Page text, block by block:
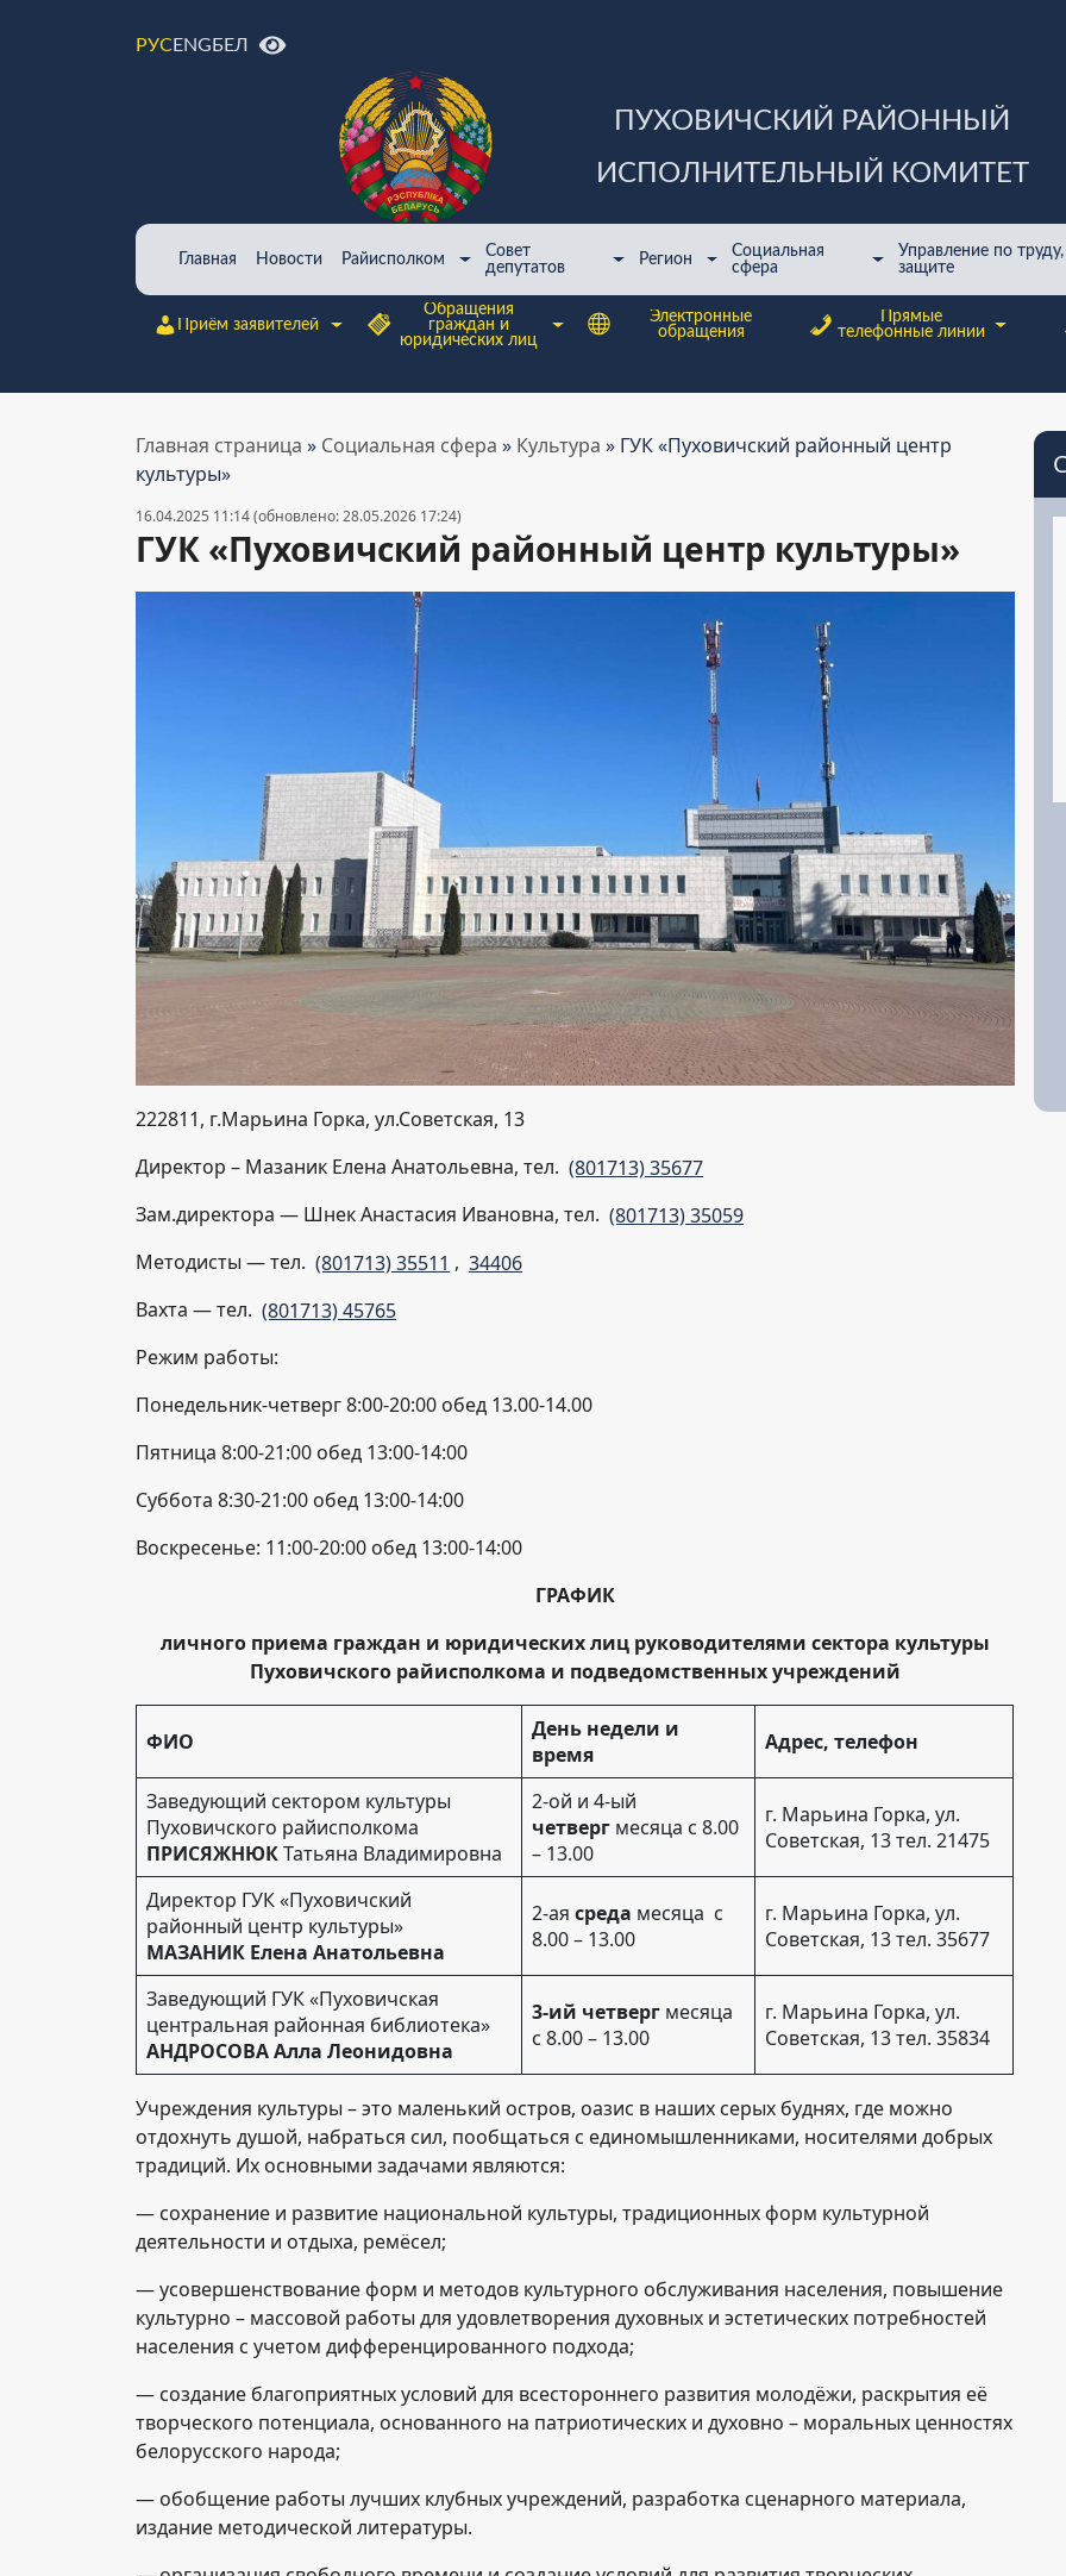
РУСENGБЕЛ
ПУХОВИЧСКИЙ РАЙОННЫЙ
ИСПОЛНИТЕЛЬНЫЙ КОМИТЕТ
Главная Новости Райисполком
Совет
депутатов
Регион
Cоциальная
сфера
Управление по
защите
Приём заявителей
Обращения
граждан и
юридических лиц
Электронные
обращения
Прямые
телефонные линии
Главная страница » Cоциальная сфера » Культура » ГУК «Пуховичский районный центр
культуры»
16.04.2025 11:14 (обновлено: 28.05.2026 17:24)
ГУК «Пуховичский районный центр культуры»
222811, г.Марьина Горка, ул.Советская, 13
Директор – Мазаник Елена Анатольевна, тел. (801713) 35677
Зам.директора — Шнек Анастасия Ивановна, тел. (801713) 35059
Методисты — тел. (801713) 35511 , 34406
Вахта — тел. (801713) 45765
Режим работы:
Понедельник-четверг 8:00-20:00 обед 13.00-14.00
Пятница 8:00-21:00 обед 13:00-14:00
Суббота 8:30-21:00 обед 13:00-14:00
Воскресенье: 11:00-20:00 обед 13:00-14:00
ГРАФИК
личного приема граждан и юридических лиц руководителями сектора культуры
Пуховичского райисполкома и подведомственных учреждений
ФИО
День недели и
время
Адрес, телефон
Заведующий сектором культуры
Пуховичского райисполкома
ПРИСЯЖНЮКТатьяна Владимировна
2-ой и 4-ый
четверг месяца с 8.00
– 13.00
г. Марьина Горка, ул.
Советская, 13 тел. 21475
Директор ГУК «Пуховичский
районный центр культуры»
МАЗАНИК Елена Анатольевна
2-ая среда месяца с
8.00 – 13.00
г. Марьина Горка, ул.
Советская, 13 тел. 35677
Заведующий ГУК «Пуховичская
центральная районная библиотека»
АНДРОСОВА Алла Леонидовна
3-ий четверг месяца
c 8.00 – 13.00
г. Марьина Горка, ул.
Советская, 13 тел. 35834
Учреждения культуры – это маленький остров, оазис в наших серых буднях, где можно
отдохнуть душой, набраться сил, пообщаться с единомышленниками, носителями добрых
традиций. Их основными задачами являются:
— сохранение и развитие национальной культуры, традиционных форм культурной
деятельности и отдыха, ремёсел;
— усовершенствование форм и методов культурного обслуживания населения, повышение
культурно – массовой работы для удовлетворения духовных и эстетических потребностей
населения с учетом дифференцированного подхода;
— создание благоприятных условий для всестороннего развития молодёжи, раскрытия её
творческого потенциала, основанного на патриотических и духовно – моральных ценностях
белорусского народа;
— обобщение работы лучших клубных учреждений, разработка сценарного материала,
издание методической литературы.